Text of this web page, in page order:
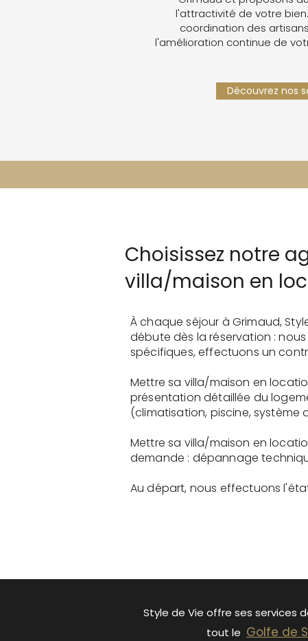
l'attractivité de votre
coordination des
l'amélioration continue de
Découvrez nos
Choisissez notre
villa/maison en
À chaque séjour à Grimaud,
débute dès la réservation :
spécifiques, effectuons un
Mettre sa villa/maison en
présentation détaillée du
(climatisation, piscine, système
Mettre sa villa/maison en
demande : dépannage
Au départ, nous effectuons
Style de Vie offre ses services
tout le Golfe de S